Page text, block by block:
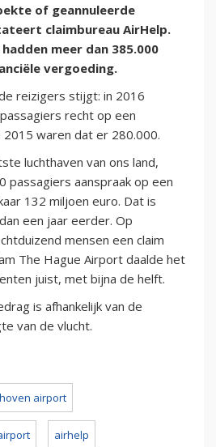
of geannuleerde
claimbureau AirHelp.
meer dan 385.000
vergoeding.
reizigers stijgt: in 2016
recht op een
waren dat er 280.000.
luchthaven van ons land,
passagiers aanspraak op een
132 miljoen euro. Dat is
een jaar eerder. Op
mensen een claim
The Hague Airport daalde het
juist, met bijna de helft.
is afhankelijk van de
van de vlucht.
airport
airhelp